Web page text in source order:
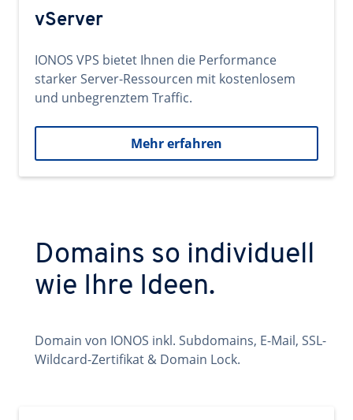
vServer
IONOS VPS bietet Ihnen die Performance
starker Server-Ressourcen mit kostenlosem
und unbegrenztem Traffic.
Mehr erfahren
Domains so individuell
wie Ihre Ideen.
Domain von IONOS inkl. Subdomains, E-Mail, SSL-
Wildcard-Zertifikat & Domain Lock.